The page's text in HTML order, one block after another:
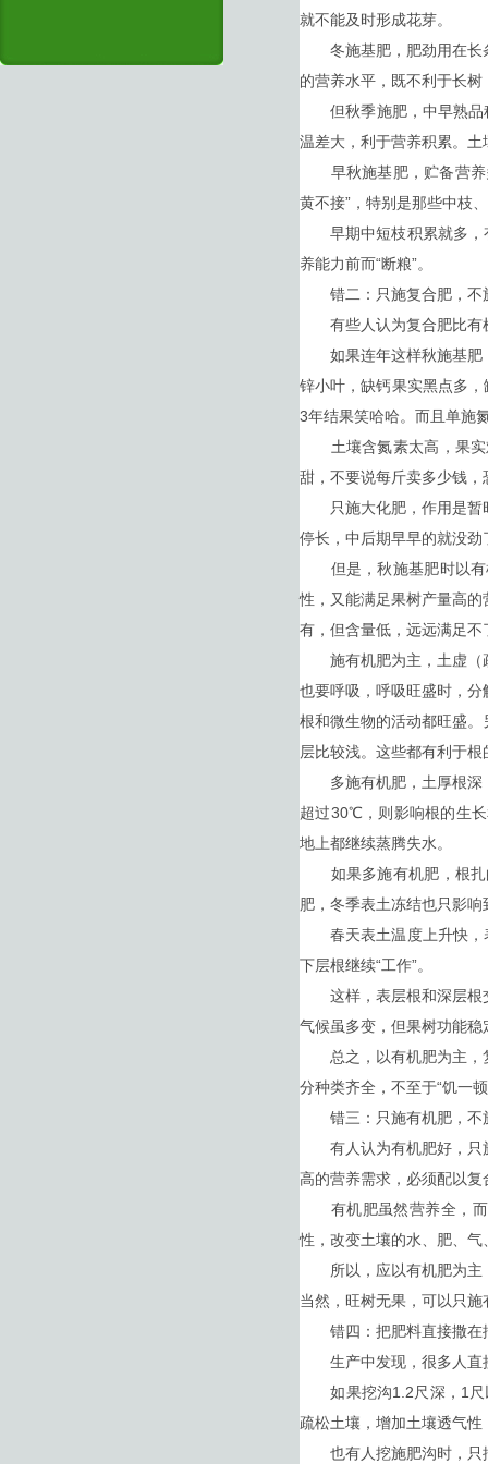
就不能及时形成花芽。
冬施基肥，肥劲用在长条
的营养水平，既不利于长
但秋季施肥，中早熟品
温差大，利于营养积累。
早秋施基肥，贮备营养
黄不接”，特别是那些中枝
早期中短枝积累就多，有
养能力前而“断粮”。
错二：只施复合肥，不
有些人认为复合肥比有
如果连年这样秋施基肥，
锌小叶，缺钙果实黑点多
3年结果笑哈哈。而且单施
土壤含氮素太高，果实
甜，不要说每斤卖多少钱，
只施大化肥，作用是暂时
停长，中后期早早的就没劲
但是，秋施基肥时以有
性，又能满足果树产量高
有，但含量低，远远满足
施有机肥为主，土虚（疏
也要呼吸，呼吸旺盛时，
根和微生物的活动都旺盛
层比较浅。这些都有利于
多施有机肥，土厚根深，
超过30℃，则影响根的生
地上都继续蒸腾失水。
如果多施有机肥，根扎
肥，冬季表土冻结也只影
春天表土温度上升快，表
下层根继续“工作”。
这样，表层根和深层根交
气候虽多变，但果树功能
总之，以有机肥为主，复
分种类齐全，不至于“饥一
错三：只施有机肥，不
有人认为有机肥好，只施
高的营养需求，必须配以复
有机肥虽然营养全，而
性，改变土壤的水、肥、
所以，应以有机肥为主，
当然，旺树无果，可以只
错四：把肥料直接撒在
生产中发现，很多人直
如果挖沟1.2尺深，1尺
疏松土壤，增加土壤透气
也有人挖施肥沟时，只